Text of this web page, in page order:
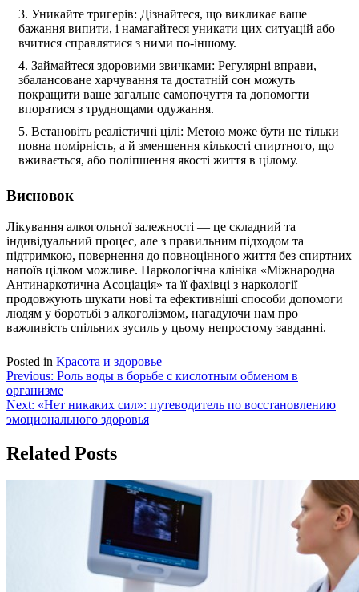
Уникайте тригерів: Дізнайтеся, що викликає ваше
бажання випити, і намагайтеся уникати цих ситуацій або
вчитися справлятися з ними по-іншому.
Займайтеся здоровими звичками: Регулярні вправи,
збалансоване харчування та достатній сон можуть
покращити ваше загальне самопочуття та допомогти
впоратися з труднощами одужання.
Встановіть реалістичні цілі: Метою може бути не тільки
повна помірність, а й зменшення кількості спиртного, що
вживається, або поліпшення якості життя в цілому.
Висновок
Лікування алкогольної залежності — це складний та
індивідуальний процес, але з правильним підходом та
підтримкою, повернення до повноцінного життя без спиртних
напоїв цілком можливе. Наркологічна клініка «Міжнародна
Антинаркотична Асоціація» та її фахівці з наркології
продовжують шукати нові та ефективніші способи допомоги
людям у боротьбі з алкоголізмом, нагадуючи нам про
важливість спільних зусиль у цьому непростому завданні.
Posted in Красота и здоровье
Навигация
по
записям
Previous: Роль воды в борьбе с кислотным обменом в
организме
Next: «Нет никаких сил»: путеводитель по восстановлению
эмоционального здоровья
Related Posts